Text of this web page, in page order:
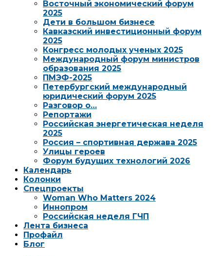
Восточный экономический форум
2025
Дети в большом бизнесе
Кавказский инвестиционный форум
2025
Конгресс молодых ученых 2025
Международный форум министров
образования 2025
ПМЭФ-2025
Петербургский международный
юридический форум 2025
Разговор о…
Репортажи
Российская энергетическая неделя
2025
Россия – спортивная держава 2025
Улицы героев
Форум будущих технологий 2026
Календарь
Колонки
Спецпроекты
Woman Who Matters 2024
Иннопром
Российская неделя ГЧП
Лента бизнеса
Профайл
Блог